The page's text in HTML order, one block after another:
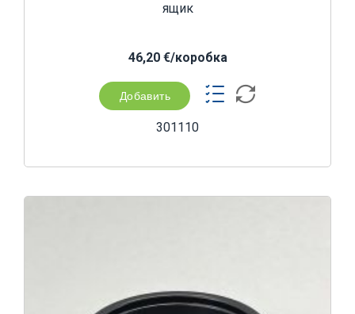
ящик
46,20 €/коробка
Добавить
301110